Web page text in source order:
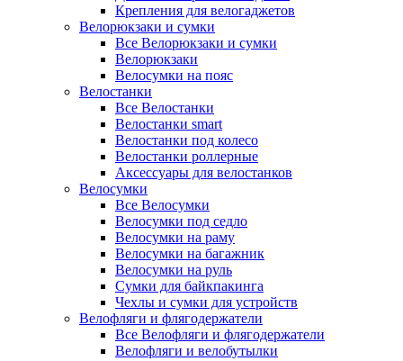
Крепления для велогаджетов
Велорюкзаки и сумки
Все Велорюкзаки и сумки
Велорюкзаки
Велосумки на пояс
Велостанки
Все Велостанки
Велостанки smart
Велостанки под колесо
Велостанки роллерные
Аксессуары для велостанков
Велосумки
Все Велосумки
Велосумки под седло
Велосумки на раму
Велосумки на багажник
Велосумки на руль
Сумки для байкпакинга
Чехлы и сумки для устройств
Велофляги и флягодержатели
Все Велофляги и флягодержатели
Велофляги и велобутылки